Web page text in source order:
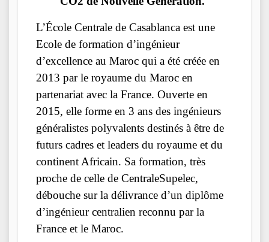
L’École Centrale de Casablanca est une
Ecole de formation d’ingénieur
d’excellence au Maroc qui a été créée en
2013 par le royaume du Maroc en
partenariat avec la France. Ouverte en
2015, elle forme en 3 ans des ingénieurs
généralistes polyvalents destinés à être de
futurs cadres et leaders du royaume et du
continent Africain. Sa formation, très
proche de celle de CentraleSupelec,
débouche sur la délivrance d’un diplôme
d’ingénieur centralien reconnu par la
France et le Maroc.